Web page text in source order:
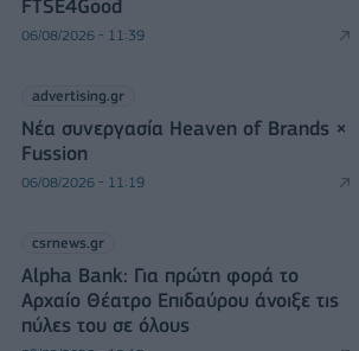
FTSE4Good
06/08/2026 - 11:39
advertising.gr
Νέα συνεργασία Heaven of Brands ×
Fussion
06/08/2026 - 11:19
csrnews.gr
Alpha Bank: Για πρώτη φορά το
Αρχαίο Θέατρο Επιδαύρου άνοιξε τις
πύλες του σε όλους